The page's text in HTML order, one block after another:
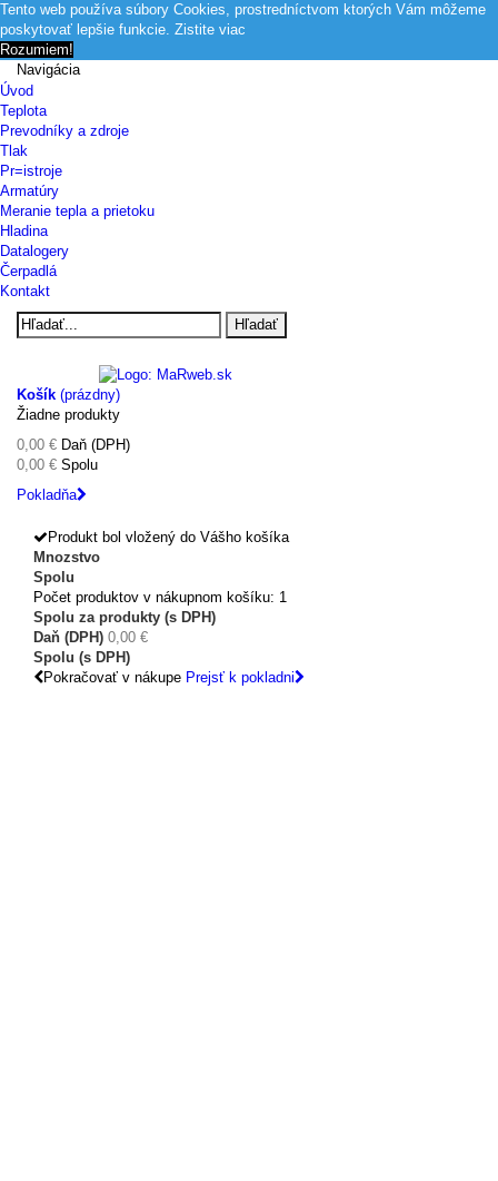
Tento web používa súbory Cookies, prostredníctvom ktorých Vám môžeme
poskytovať lepšie funkcie. Zistite viac
Rozumiem!
Navigácia
Úvod
Teplota
Prevodníky a zdroje
Tlak
Pr=istroje
Armatúry
Meranie tepla a prietoku
Hladina
Datalogery
Čerpadlá
Kontakt
Hľadať
Košík (prázdny)
Žiadne produkty
0,00 € Daň (DPH)
0,00 € Spolu
Pokladňa
Produkt bol vložený do Vášho košíka
Mnozstvo
Spolu
Počet produktov v nákupnom košíku: 1
Spolu za produkty (s DPH)
Daň (DPH) 0,00 €
Spolu (s DPH)
Pokračovať v nákupe Prejsť k pokladni